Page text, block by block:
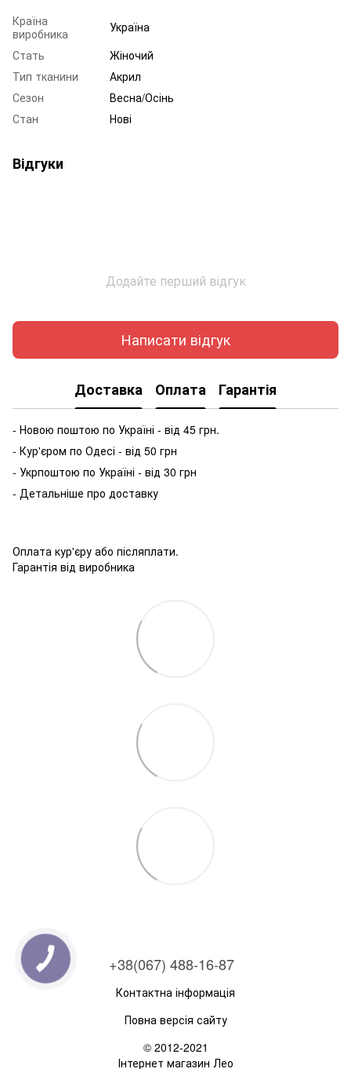
Країна
виробника
Україна
Стать
Жіночий
Тип тканини
Акрил
Сезон
Весна/Осінь
Стан
Нові
Відгуки
Додайте перший відгук
Написати відгук
Доставка Оплата Гарантія
- Новою поштою по Україні - від 45 грн.
- Кур'єром по Одесі - від 50 грн
- Укрпоштою по Україні - від 30 грн
- Детальніше про доставку
Оплата кур'єру або післяплати.
Гарантія від виробника
+38(067) 488-16-87
Контактна інформація
Повна версія сайту
© 2012-2021
Інтернет магазин Лео